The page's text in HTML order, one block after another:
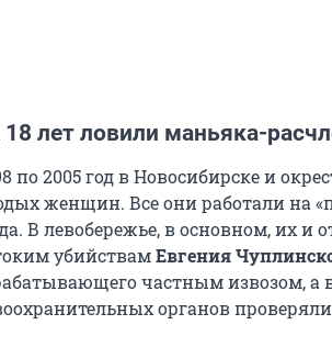
18 лет ловили маньяка-
по 2005 год в Новосибирске и
женщин. Все они работали на
В левобережье, в основном, их и
убийствамЕвгения
частным извозом, а
органов проверяли